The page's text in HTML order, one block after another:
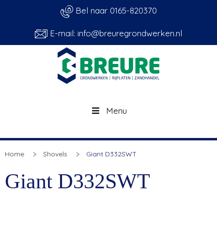
Bel naar 0165-820370
E-mail: info@breuregrondwerken.nl
Menu
Home Shovels Giant D332SWT
Giant D332SWT